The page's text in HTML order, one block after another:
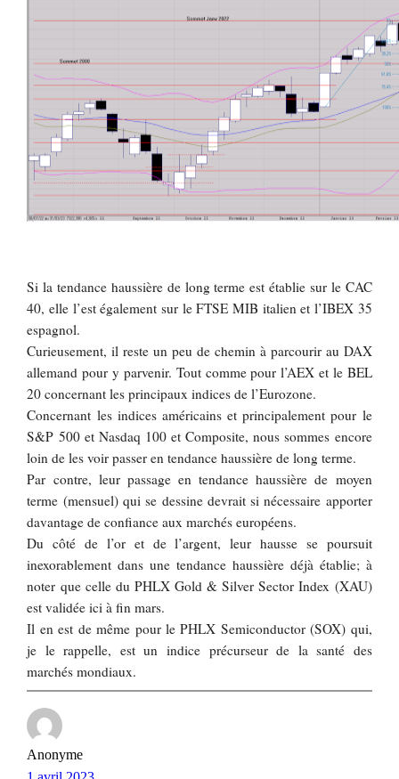
Si la tendance haussière de long terme est établie sur le CAC
40, elle l’est également sur le FTSE MIB italien et l’IBEX 35
espagnol.
Curieusement, il reste un peu de chemin à parcourir au DAX
allemand pour y parvenir. Tout comme pour l’AEX et le BEL
20 concernant les principaux indices de l’Eurozone.
Concernant les indices américains et principalement pour le
S&P 500 et Nasdaq 100 et Composite, nous sommes encore
loin de les voir passer en tendance haussière de long terme.
Par contre, leur passage en tendance haussière de moyen
terme (mensuel) qui se dessine devrait si nécessaire apporter
davantage de confiance aux marchés européens.
Du côté de l’or et de l’argent, leur hausse se poursuit
inexorablement dans une tendance haussière déjà établie; à
noter que celle du PHLX Gold & Silver Sector Index (XAU)
est validée ici à fin mars.
Il en est de même pour le PHLX Semiconductor (SOX) qui,
je le rappelle, est un indice précurseur de la santé des
marchés mondiaux.
Anonyme